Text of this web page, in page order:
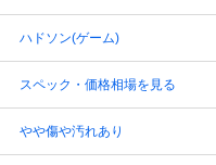
ハドソン(ゲーム)
スペック・価格相場を見る
やや傷や汚れあり